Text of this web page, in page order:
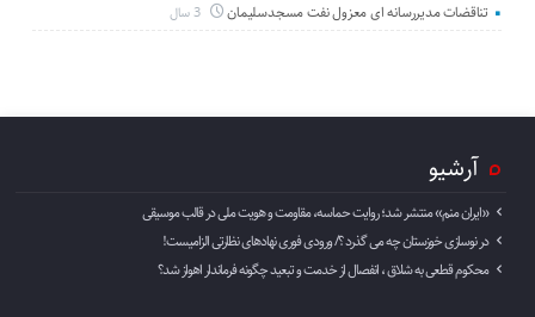
تناقضات مدیررسانه ای معزول نفت مسجدسلیمان 3 سال
آرشیو
«ایران منم» منتشر شد؛ روایت حماسه، مقاومت و هویت ملی در قالب موسیقی
در نوسازی خوزستان چه می گذرد ؟/ ورودی فوری نهادهای نظارتی الزامیست!
محکوم قطعی به شلاق ، انفصال از خدمت و تبعید چگونه فرماندار اهواز شد؟